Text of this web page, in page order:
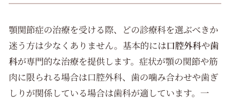
顎関節症の治療を受ける際、どの診療科を選ぶべきか
迷う方は少なくありません。基本的には口腔外科や歯
科が専門的な治療を提供します。症状が顎の関節や筋
肉に限られる場合は口腔外科、歯の噛み合わせや歯ぎ
しりが関係している場合は歯科が適しています。一